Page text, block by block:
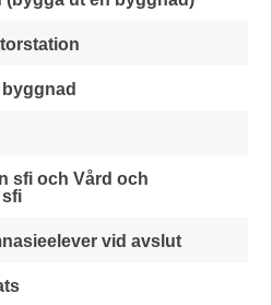
sfi och Vård och
vid avslut